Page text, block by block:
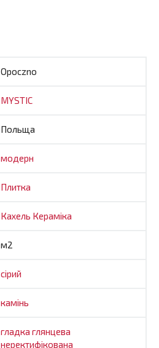
Opoczno
MYSTIC
Польща
модерн
Плитка
Кахель Кераміка
м2
сірий
камінь
гладка глянцева
неректифікована